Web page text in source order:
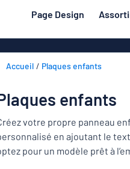
principal
Page Design
Porte et boîte aux lettres
Maison et intérieur
Trafic et véhicules
Badges
Les
demandés
Matière
Porte
et
au
de jouer
Accueil Plaques enfants
enfants
votre propre panneau
en ajoutant le
pour un modèle prêt à